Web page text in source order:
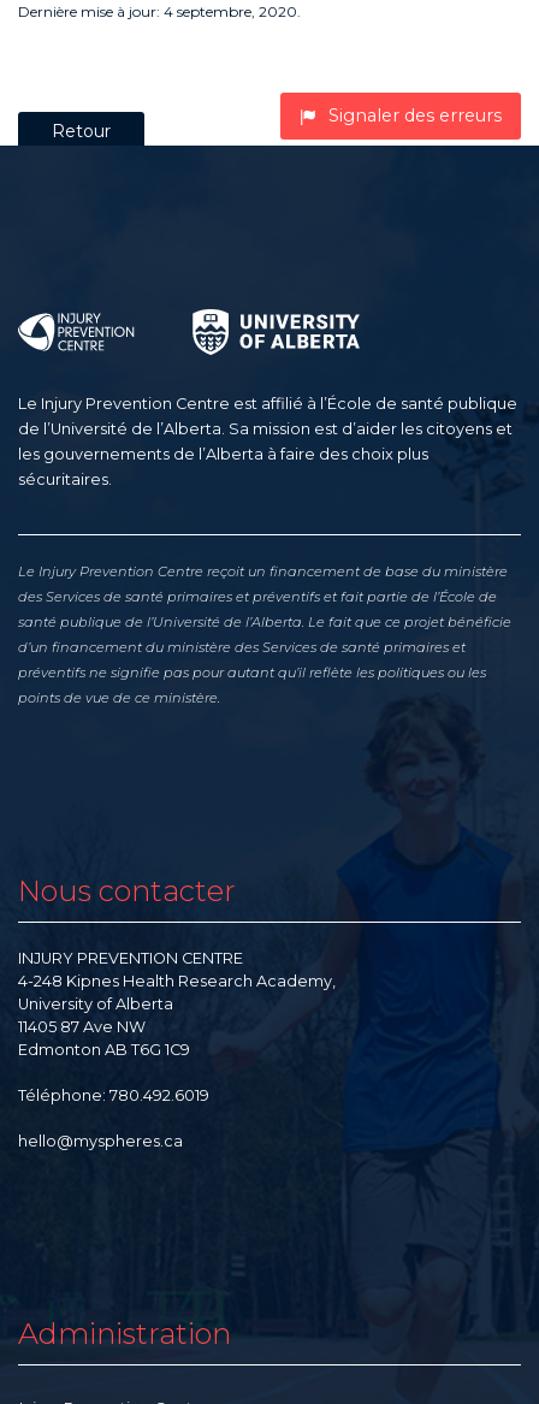
Dernière mise à jour: 4 septembre, 2020.
Retour
Signaler des erreurs
Le Injury Prevention Centre est affilié à l’École de santé publique
de l’Université de l’Alberta. Sa mission est d’aider les citoyens et
les gouvernements de l’Alberta à faire des choix plus
sécuritaires.
Le Injury Prevention Centre reçoit un financement de base du ministère
des Services de santé primaires et préventifs et fait partie de l’École de
santé publique de l’Université de l’Alberta. Le fait que ce projet bénéficie
d’un financement du ministère des Services de santé primaires et
préventifs ne signifie pas pour autant qu’il reflète les politiques ou les
points de vue de ce ministère.
Nous contacter
INJURY PREVENTION CENTRE
4-248 Kipnes Health Research Academy,
University of Alberta
11405 87 Ave NW
Edmonton AB T6G 1C9
Téléphone: 780.492.6019
hello@myspheres.ca
Administration